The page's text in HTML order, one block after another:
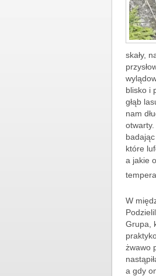
skały,
blisko i
głąb
nam
które
a jakie
W
Grupa,
żwawo
a gdy